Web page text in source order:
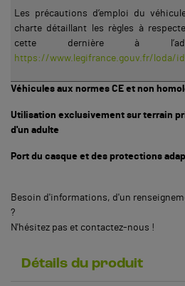
Les précautions d’emploi du
charte détaillant les règles à
cette dernière à
https://www.legifrance.gouv.fr/loda/
Véhicules aux normes CE et non
Utilisation exclusivement sur terrain
d'un adulte
Port du casque et des protections
Besoin d'informations, d'un
?
N'hésitez pas et contactez-nous !
Détails du produit